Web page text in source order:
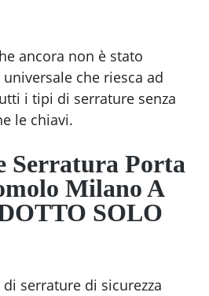
ancora non è stato
che riesca ad
i tipi di serrature senza
le chiavi.
Serratura Porta
MilanoA
SOLO
serrature di sicurezza